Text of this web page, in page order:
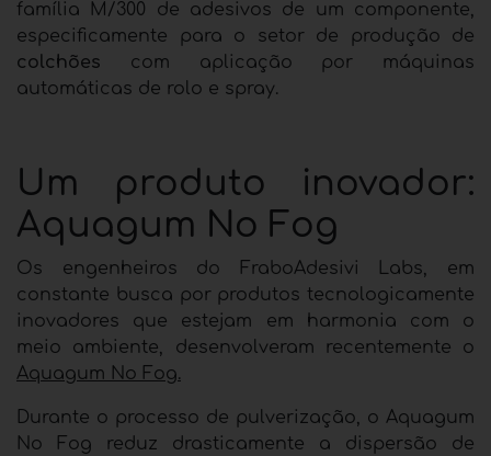
família M/300 de adesivos de um componente,
especificamente para o setor de produção de
colchões com aplicação por máquinas
automáticas de rolo e spray.
Um produto inovador:
Aquagum No Fog
Os engenheiros do FraboAdesivi Labs, em
constante busca por produtos tecnologicamente
inovadores que estejam em harmonia com o
meio ambiente, desenvolveram recentemente o
Aquagum No Fog.
Durante o processo de pulverização, o Aquagum
No Fog reduz drasticamente a dispersão de